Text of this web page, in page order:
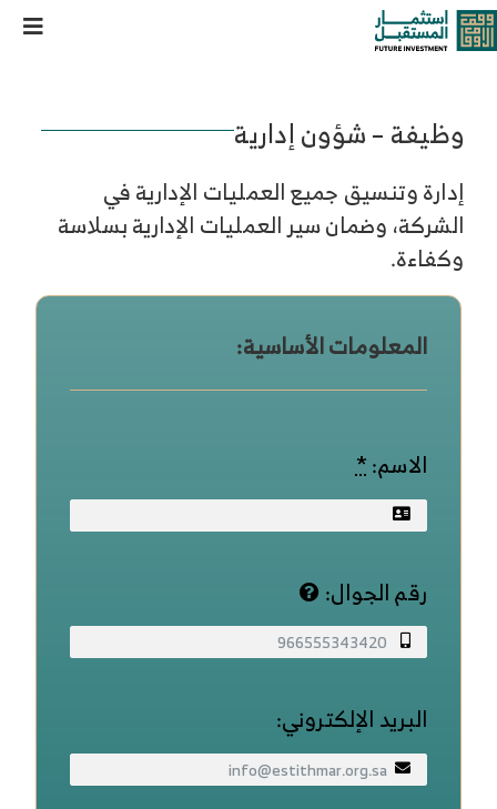
تخطى
إلى
مركز المعرفة
الوظائف
تواصل معنا
وظيفة شؤون إدارية
وظيفة – شؤون إدارية
إدارة وتنسيق جميع العمليات الإدارية في
الشركة، وضمان سير العمليات الإدارية بسلاسة
وكفاءة.
المعلومات الأساسية:
الاسم:*
رقم الجوال:
البريد الإلكتروني: